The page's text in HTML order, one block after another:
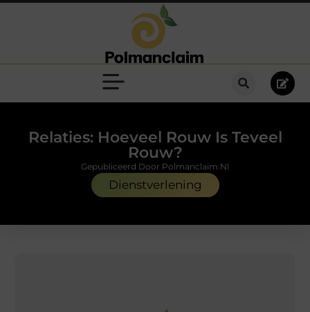
Relaties: Hoeveel Rouw Is Teveel
Rouw?
Dienstverlening
Gepubliceerd Door Polmanclaim.nl